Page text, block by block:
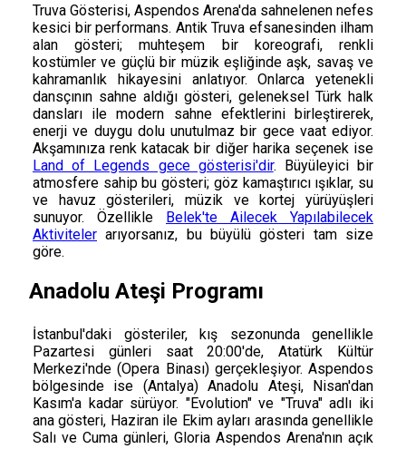
Truva Gösterisi, Aspendos Arena'da sahnelenen nefes
kesici bir performans. Antik Truva efsanesinden ilham
alan gösteri; muhteşem bir koreografi, renkli
kostümler ve güçlü bir müzik eşliğinde aşk, savaş ve
kahramanlık hikayesini anlatıyor. Onlarca yetenekli
dansçının sahne aldığı gösteri, geleneksel Türk halk
dansları ile modern sahne efektlerini birleştirerek,
enerji ve duygu dolu unutulmaz bir gece vaat ediyor.
Akşamınıza renk katacak bir diğer harika seçenek ise
Land of Legends gece gösterisi'dir. Büyüleyici bir
atmosfere sahip bu gösteri; göz kamaştırıcı ışıklar, su
ve havuz gösterileri, müzik ve kortej yürüyüşleri
sunuyor. Özellikle
Belek'te Ailecek Yapılabilecek
Aktiviteler arıyorsanız, bu büyülü gösteri tam size
göre.
Anadolu Ateşi Programı
İstanbul'daki gösteriler, kış sezonunda genellikle
Pazartesi günleri saat 20:00'de, Atatürk Kültür
Merkezi'nde (Opera Binası) gerçekleşiyor. Aspendos
bölgesinde ise (Antalya) Anadolu Ateşi, Nisan'dan
Kasım'a kadar sürüyor. "Evolution" ve "Truva" adlı iki
ana gösteri, Haziran ile Ekim ayları arasında genellikle
Salı ve Cuma günleri, Gloria Aspendos Arena'nın açık